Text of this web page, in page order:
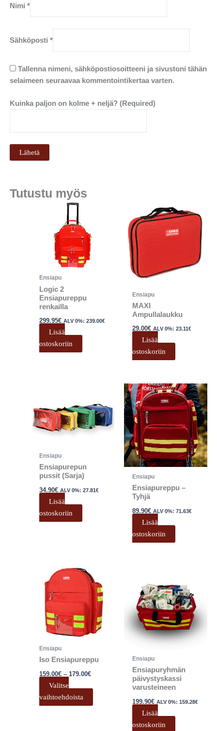
Nimi *
Sähköposti *
Tallenna nimeni, sähköpostiosoitteeni ja sivustoni tähän
selaimeen seuraavaa kommentointikertaa varten.
Kuinka paljon on kolme + neljä? (Required)
Tutustu myös
Ensiapu
Logic 2
Ensiapureppu
renkailla
299.95€ ALV 0%:239.00€
Lisää
ostoskoriin
Ensiapu
MAXI
Ampullalaukku
29.00€ ALV 0%:23.11€
Lisää
ostoskoriin
Ensiapu
Ensiapurepun
pussit (Sarja)
34.90€ ALV 0%:27.81€
Lisää
ostoskoriin
Ensiapu
Ensiapureppu –
Tyhjä
89.90€ ALV 0%:71.63€
Lisää
ostoskoriin
Ensiapu
Iso Ensiapureppu
159.00€ – 179.00€
159.00€
-
179.00€
Valitse
vaihtoehdoista
tuotteella
on
useampi
muunnelma.
Voit
tuotteen
Ensiapu
Ensiapuryhmän
päivystyskassi
varusteineen
199.90€ ALV 0%:159.28€
Lisää
ostoskoriin